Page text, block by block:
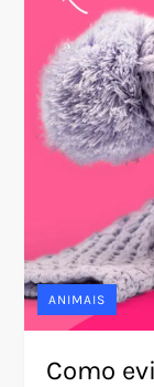
ANIMAIS
Como